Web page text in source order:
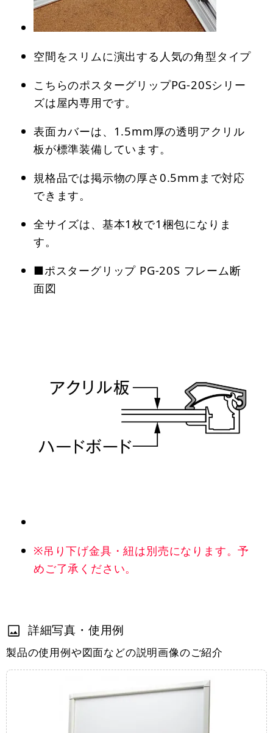
空間をスリムに演出する人気の角型タイプ
こちらのポスターグリップPG-20Sシリー
ズは屋内専用です。
表面カバーは、1.5mm厚の透明アクリル
板が標準装備しています。
規格品では掲示物の厚さ0.5mmまで対応
できます。
全サイズは、基本1枚で1梱包になりま
す。
■ポスターグリップ PG-20S フレーム断
面図
※吊り下げ金具・紐は別売になります。予
めご了承ください。
詳細写真・使用例
製品の使用例や図面などの説明画像のご紹介